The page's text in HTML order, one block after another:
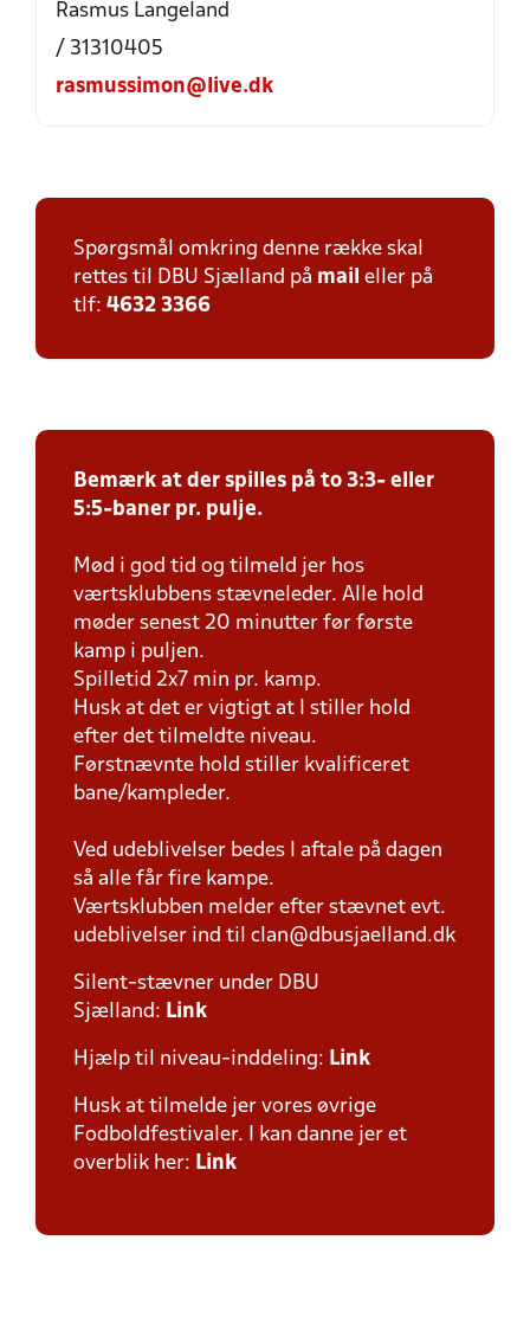
Rasmus Langeland
/ 31310405
rasmussimon@live.dk
Spørgsmål omkring denne række skal
rettes til DBU Sjælland på mail eller på
tlf: 4632 3366
Bemærk at der spilles på to 3:3- eller
5:5-baner pr. pulje.
Mød i god tid og tilmeld jer hos
værtsklubbens stævneleder. Alle hold
møder senest 20 minutter før første
kamp i puljen.
Spilletid 2x7 min pr. kamp.
Husk at det er vigtigt at I stiller hold
efter det tilmeldte niveau.
Førstnævnte hold stiller kvalificeret
bane/kampleder.
Ved udeblivelser bedes I aftale på dagen
så alle får fire kampe.
Værtsklubben melder efter stævnet evt.
udeblivelser ind til clan@dbusjaelland.dk
Silent-stævner under DBU
Sjælland: Link
Hjælp til niveau-inddeling: Link
Husk at tilmelde jer vores øvrige
Fodboldfestivaler. I kan danne jer et
overblik her: Link